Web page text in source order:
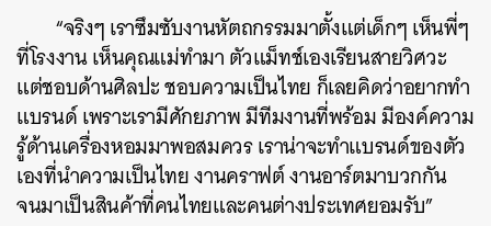
“จริงๆ เราซึมซับงานหัตถกรรมมาตั้งแต่เด็กๆ เห็นพี่ๆ
ที่โรงงาน เห็นคุณแม่ทำมา ตัวแม็ทช์เองเรียนสายวิศวะ
แต่ชอบด้านศิลปะ ชอบความเป็นไทย ก็เลยคิดว่าอยากทำ
แบรนด์ เพราะเรามีศักยภาพ มีทีมงานที่พร้อม มีองค์ความ
รู้ด้านเครื่องหอมมาพอสมควร เราน่าจะทำแบรนด์ของตัว
เองที่นำความเป็นไทย งานคราฟต์ งานอาร์ตมาบวกกัน
จนมาเป็นสินค้าที่คนไทยและคนต่างประเทศยอมรับ”